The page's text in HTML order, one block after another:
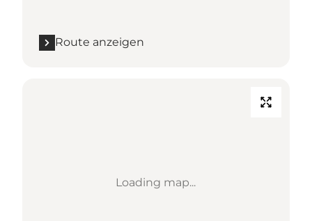
Route anzeigen
Loading map...